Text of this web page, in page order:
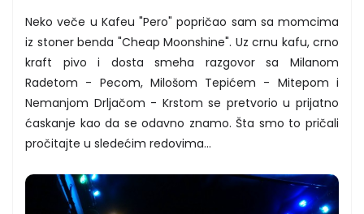
Neko veče u Kafeu "Pero" popričao sam sa momcima
iz stoner benda "Cheap Moonshine". Uz crnu kafu, crno
kraft pivo i dosta smeha razgovor sa Milanom
Radetom - Pecom, Milošom Tepićem - Mitepom i
Nemanjom Drljačom - Krstom se pretvorio u prijatno
ćaskanje kao da se odavno znamo. Šta smo to pričali
pročitajte u sledećim redovima...